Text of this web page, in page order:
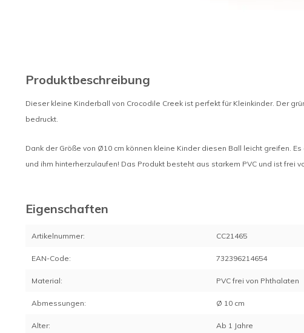
Produktbeschreibung
Dieser kleine Kinderball von Crocodile Creek ist perfekt für Kleinkinder. Der
bedruckt.
Dank der Größe von Ø10 cm können kleine Kinder diesen Ball leicht greifen.
und ihm hinterherzulaufen! Das Produkt besteht aus starkem PVC und ist frei
Eigenschaften
Artikelnummer: CC21465
EAN-Code: 732396214654
Material: PVC frei von Phthalaten
Abmessungen: Ø 10 cm
Alter: Ab 1 Jahre